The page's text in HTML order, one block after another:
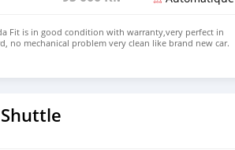
Fit is in good condition with warranty,very perfect in
no mechanical problem very clean like brand new car.
Price: $2,500 USD WHATSAPP NUMBER: +13172236827